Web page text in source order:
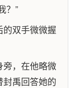
？”
双手微微握
旁，在他略微
禹回答她的